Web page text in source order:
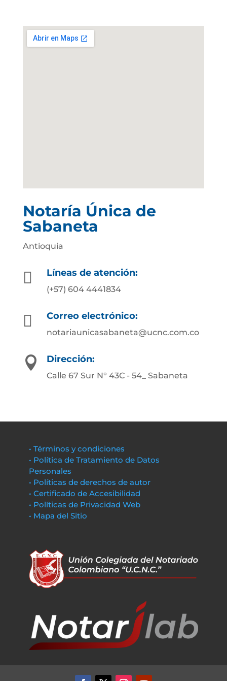
Notaría Única de
Sabaneta
Antioquia
 Líneas de atención:
(+57) 604 4441834
 Correo electrónico:
notariaunicasabaneta@ucnc.com.co
 Dirección:
Calle 67 Sur N° 43C - 54_ Sabaneta
• Términos y condiciones
• Política de Tratamiento de Datos
Personales
• Políticas de derechos de autor
• Certificado de Accesibilidad
• Políticas de Privacidad Web
• Mapa del Sitio